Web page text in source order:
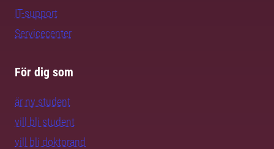
IT-support
Servicecenter
För dig som
är ny student
vill bli student
vill bli doktorand